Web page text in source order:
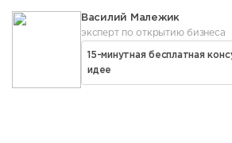
Василий Малежик
эксперт по открытию бизнеса
15-минутная бесплатная
идее